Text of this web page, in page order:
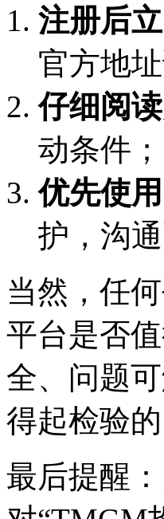
注册后
官方地
仔细阅
动条件；
优先使
护，沟通
当然，任
平台是否
全、问题
得起检验的
最后提醒